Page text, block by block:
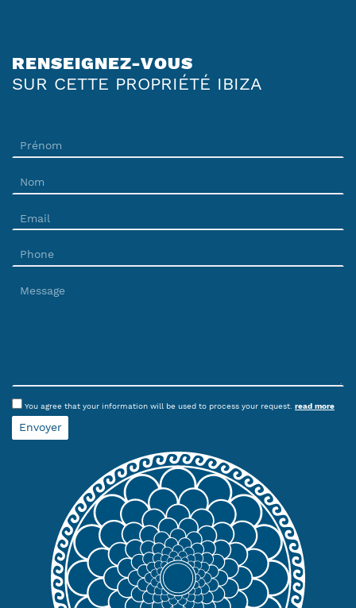
RENSEIGNEZ-VOUS
SUR CETTE PROPRIÉTÉ IBIZA
You agree that your information will be used to process your request. read more